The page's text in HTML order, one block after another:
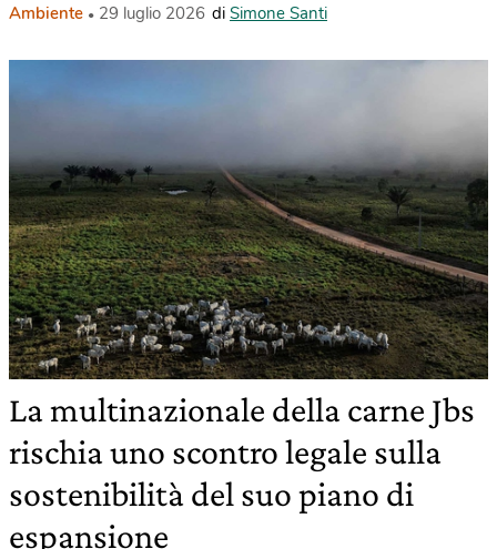
Ambiente 29 luglio 2026 di Simone Santi
La multinazionale della carne Jbs
rischia uno scontro legale sulla
sostenibilità del suo piano di
espansione